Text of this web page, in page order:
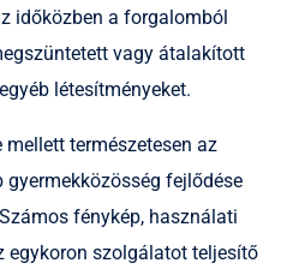
időközben a forgalomból
vagy átalakított
létesítményeket.
természetesen az
gyermekközösség fejlődése
fénykép, használati
egykoron szolgálatot teljesítő